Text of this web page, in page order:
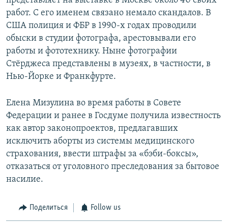
работ. С его именем связано немало скандалов. В
США полиция и ФБР в 1990-х годах проводили
обыски в студии фотографа, арестовывали его
работы и фототехнику. Ныне фотографии
Стёрджеса представлены в музеях, в частности, в
Нью-Йорке и Франкфурте.
Елена Мизулина во время работы в Совете
Федерации и ранее в Госдуме получила известность
как автор законопроектов, предлагавших
исключить аборты из системы медицинского
страхования, ввести штрафы за «бэби-боксы»,
отказаться от уголовного преследования за бытовое
насилие.
Поделиться Follow us